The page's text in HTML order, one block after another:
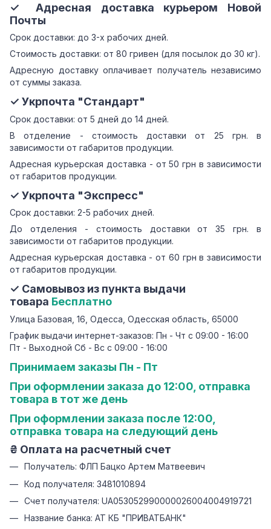
✓ Адресная доставка курьером Новой
Почты
Срок доставки: до 3-х рабочих дней.
Стоимость доставки: от 80 гривен (для посылок до 30 кг).
Адресную доставку оплачивает получатель независимо
от суммы заказа.
✓ Укрпочта "Стандарт"
Срок доставки: от 5 дней до 14 дней.
В отделение - стоимость доставки от 25 грн. в
зависимости от габаритов продукции.
Адресная курьерская доставка - от 50 грн в зависимости
от габаритов продукции.
✓ Укрпочта "Экспресс"
Срок доставки: 2-5 рабочих дней.
До отделения - стоимость доставки от 35 грн. в
зависимости от габаритов продукции.
Адресная курьерская доставка - от 60 грн в зависимости
от габаритов продукции.
✓ Самовывоз из пункта выдачи
товара Бесплатно
Улица Базовая, 16, Одесса, Одесская область, 65000
График выдачи интернет-заказов: Пн - Чт с 09:00 - 16:00
Пт - Выходной Сб - Вс с 09:00 - 16:00
Принимаем заказы Пн - Пт
При оформлении заказа до 12:00, отправка
товара в тот же день
При оформлении заказа после 12:00,
отправка товара на следующий день
₴ Оплата на расчетный счет
Получатель: ФЛП Бацко Артем Матвеевич
Код получателя: 3481010894
Счет получателя: UA053052990000026004004919721
Название банка: АТ КБ "ПРИВАТБАНК"